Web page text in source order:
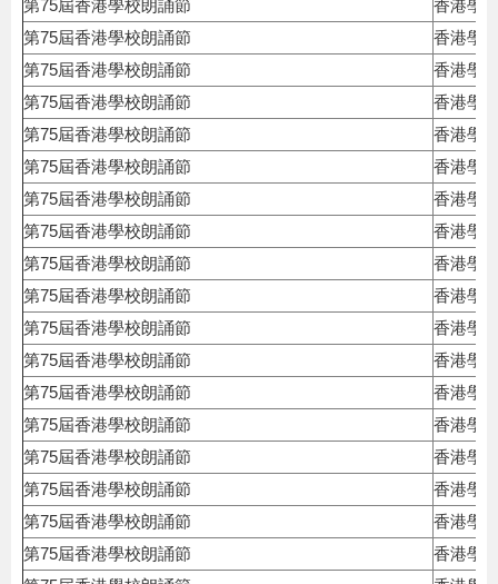
第75屆香港學校朗誦節
香港學
第75屆香港學校朗誦節
香港學
第75屆香港學校朗誦節
香港學
第75屆香港學校朗誦節
香港學
第75屆香港學校朗誦節
香港學
第75屆香港學校朗誦節
香港學
第75屆香港學校朗誦節
香港學
第75屆香港學校朗誦節
香港學
第75屆香港學校朗誦節
香港學
第75屆香港學校朗誦節
香港學
第75屆香港學校朗誦節
香港學
第75屆香港學校朗誦節
香港學
第75屆香港學校朗誦節
香港學
第75屆香港學校朗誦節
香港學
第75屆香港學校朗誦節
香港學
第75屆香港學校朗誦節
香港學
第75屆香港學校朗誦節
香港學
第75屆香港學校朗誦節
香港學